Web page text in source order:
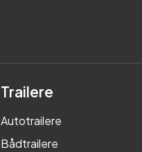
Trailere
Autotrailere
Bådtrailere